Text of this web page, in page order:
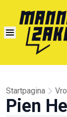
Startpagina
Pien